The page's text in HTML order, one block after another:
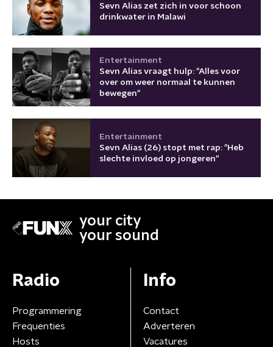
Sevn Alias zet zich in voor schoon
drinkwater in Malawi
Entertainment
Sevn Alias vraagt hulp: "Alles voor
over om weer normaal te kunnen
bewegen"
Entertainment
Sevn Alias (26) stopt met rap: "Heb
slechte invloed op jongeren"
your city
your sound
Radio
Programmering
Frequenties
Hosts
Info
Contact
Adverteren
Vacatures